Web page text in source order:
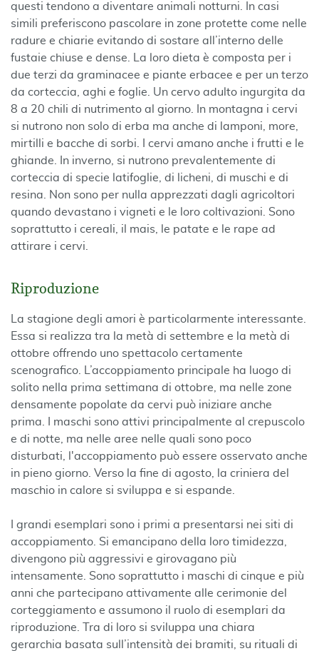
questi tendono a diventare animali notturni. In casi
simili preferiscono pascolare in zone protette come nelle
radure e chiarie evitando di sostare all’interno delle
fustaie chiuse e dense. La loro dieta è composta per i
due terzi da graminacee e piante erbacee e per un terzo
da corteccia, aghi e foglie. Un cervo adulto ingurgita da
8 a 20 chili di nutrimento al giorno. In montagna i cervi
si nutrono non solo di erba ma anche di lamponi, more,
mirtilli e bacche di sorbi. I cervi amano anche i frutti e le
ghiande. In inverno, si nutrono prevalentemente di
corteccia di specie latifoglie, di licheni, di muschi e di
resina. Non sono per nulla apprezzati dagli agricoltori
quando devastano i vigneti e le loro coltivazioni. Sono
soprattutto i cereali, il mais, le patate e le rape ad
attirare i cervi.
Riproduzione
La stagione degli amori è particolarmente interessante.
Essa si realizza tra la metà di settembre e la metà di
ottobre offrendo uno spettacolo certamente
scenografico. L’accoppiamento principale ha luogo di
solito nella prima settimana di ottobre, ma nelle zone
densamente popolate da cervi può iniziare anche
prima. I maschi sono attivi principalmente al crepuscolo
e di notte, ma nelle aree nelle quali sono poco
disturbati, l'accoppiamento può essere osservato anche
in pieno giorno. Verso la fine di agosto, la criniera del
maschio in calore si sviluppa e si espande.
I grandi esemplari sono i primi a presentarsi nei siti di
accoppiamento. Si emancipano della loro timidezza,
divengono più aggressivi e girovagano più
intensamente. Sono soprattutto i maschi di cinque e più
anni che partecipano attivamente alle cerimonie del
corteggiamento e assumono il ruolo di esemplari da
riproduzione. Tra di loro si sviluppa una chiara
gerarchia basata sull’intensità dei bramiti, su rituali di